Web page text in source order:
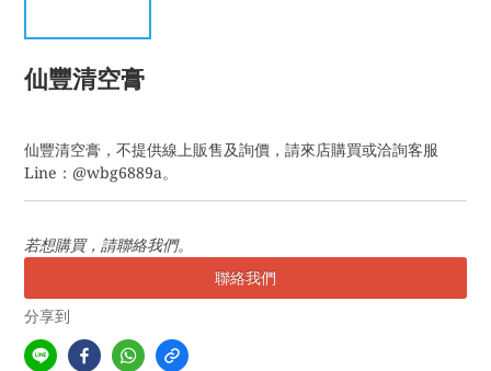
仙豐清空膏
仙豐清空膏，不提供線上販售及詢價，請來店購買或洽詢客服
Line：@wbg6889a。
若想購買，請聯絡我們。
聯絡我們
分享到